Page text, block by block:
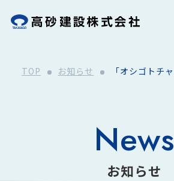
TOP お知らせ
「オシゴトチ
News
お知らせ